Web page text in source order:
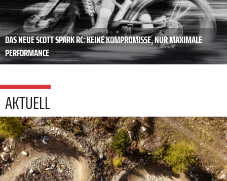
DAS NEUE SCOTT SPARK RC: KEINE KOMPROMISSE, NUR MAXIMALE
PERFORMANCE
AKTUELL